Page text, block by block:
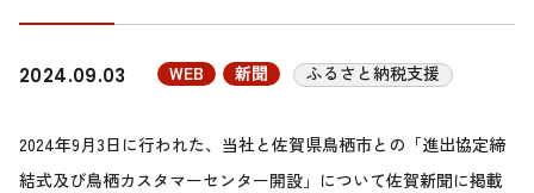
2024.09.03 WEB 新聞 ふるさと納税支援
2024年9月3日に行われた、当社と佐賀県鳥栖市との「進出協定締
結式及び鳥栖カスタマーセンター開設」について佐賀新聞に掲載